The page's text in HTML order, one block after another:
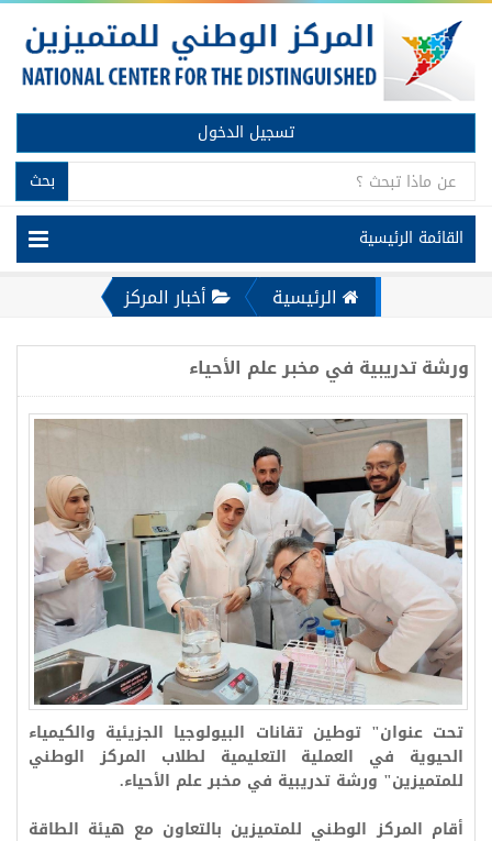
تسجيل الدخول
بحث
القائمة الرئيسية
الرئيسية أخبار المركز
ورشة تدريبية في مخبر علم الأحياء
تحت عنوان" توطين تقانات البيولوجيا الجزيئية والكيمياء
الحيوية في العملية التعليمية لطلاب المركز الوطني
للمتميزين" ورشة تدريبية في مخبر علم الأحياء.
أقام المركز الوطني للمتميزين بالتعاون مع هيئة الطاقة